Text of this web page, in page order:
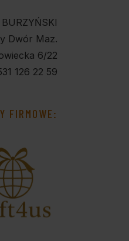
Dwór Maz.
6/22
126 22 59
FIRMOWE: